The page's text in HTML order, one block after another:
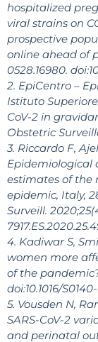
hospitalized
viral strains on
prospective
online ahead of
0528.16980.
2. EpiCentro –
Istituto Superiore
CoV-2 in
Obstetric
3. Riccardo F,
Epidemiological
estimates of the
epidemic, Italy,
Surveill.
4. Kadiwar S,
women more
of the pandemic?
doi:10.1016/
5. Vousden N,
SARS-CoV-2
and perinatal